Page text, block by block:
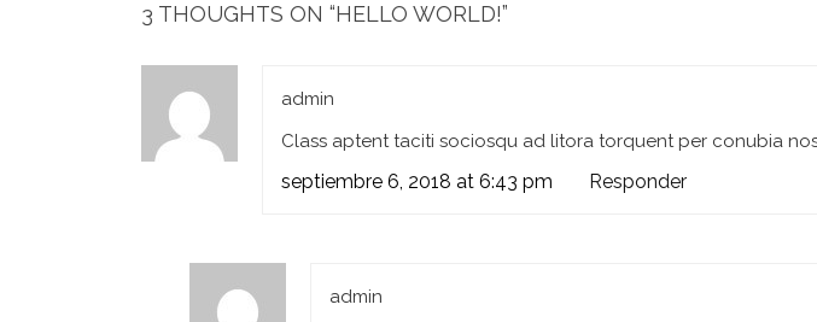
3 THOUGHTS ON “HELLO WORLD!”
admin
Class aptent taciti sociosqu ad litora torquent per conubia
Responder
septiembre 6, 2018 at 6:43 pm
admin